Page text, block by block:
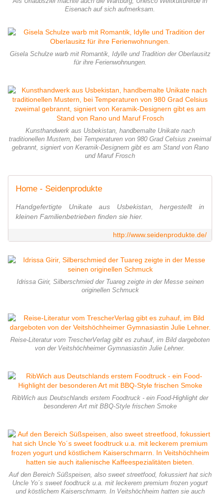
Eisenach auf sich aufmerksam.
Gisela Schulze warb mit Romantik, Idylle und Tradition der Oberlausitz
für ihre Ferienwohnungen.
Kunsthandwerk aus Usbekistan, handbemalte Unikate nach
traditionellen Mustern, bei Temperaturen von 980 Grad Celsius zweimal
gebrannt, signiert von Keramik-Designern gibt es am Stand von Rano
und Maruf Frosch
Home - Seidenprodukte
Handgefertigte Unikate aus Usbekistan, hergestellt in
kleinen Familienbetrieben finden sie hier.
http://www.seidenprodukte.de/
Idrissa Girir, Silberschmied der Tuareg zeigte in der Messe seinen
originellen Schmuck
Reise-Literatur vom TrescherVerlag gibt es zuhauf, im Bild dargeboten
von der Veitshöchheimer Gymnasiastin Julie Lehner.
RibWich aus Deutschlands erstem Foodtruck - ein Food-Highlight der
besonderen Art mit BBQ-Style frischen Smoke
Auf den Bereich Süßspeisen, also sweet streetfood, fokussiert hat sich
Uncle Yo´s sweet foodtruck u.a. mit leckerem premium frozen yogurt
und köstlichem Kaiserschmarrn. In Veitshöchheim hatten sie auch